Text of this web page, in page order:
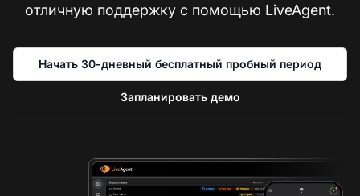
отличную поддержку с помощью LiveAgent.
Начать 30-дневный бесплатный пробный период
Запланировать демо